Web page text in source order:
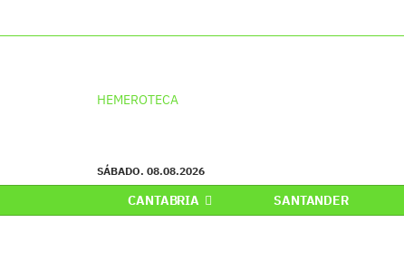
HEMEROTECA
SÁBADO. 08.08.2026
CANTABRIA SANTANDER